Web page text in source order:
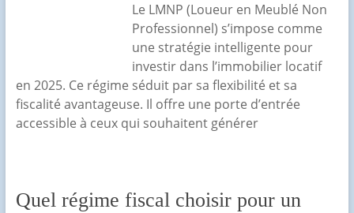
Le LMNP (Loueur en Meublé Non
Professionnel) s’impose comme
une stratégie intelligente pour
investir dans l’immobilier locatif
en 2025. Ce régime séduit par sa flexibilité et sa
fiscalité avantageuse. Il offre une porte d’entrée
accessible à ceux qui souhaitent générer
Quel régime fiscal choisir pour un